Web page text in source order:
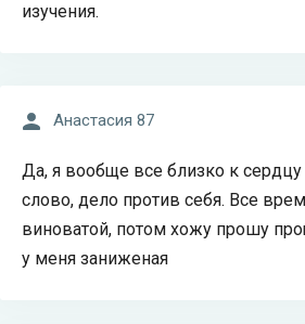
изучения.
Анастасия 87
Да, я вообще все близко к
слово, дело против себя. Все
виноватой, потом хожу прошу
у меня заниженая